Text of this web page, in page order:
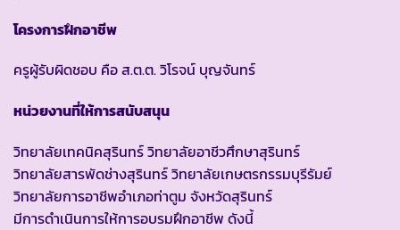
โครงการฝึกอาชีพ
ครูผู้รับผิดชอบ คือ ส.ต.ต. วิโรจน์ บุญจันทร์
หน่วยงานที่ให้การสนับสนุน
วิทยาลัยเทคนิคสุรินทร์ วิทยาลัยอาชีวศึกษาสุรินทร์
วิทยาลัยสารพัดช่างสุรินทร์ วิทยาลัยเกษตรกรรมบุรีรัมย์
วิทยาลัยการอาชีพอำเภอท่าตูม จังหวัดสุรินทร์
มีการดำเนินการให้การอบรมฝึกอาชีพ ดังนี้